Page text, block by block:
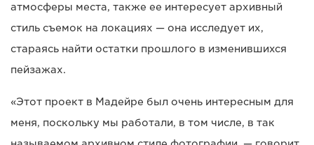
атмосферы места, также ее интересует архивный
стиль съемок на локациях — она исследует их,
стараясь найти остатки прошлого в изменившихся
пейзажах.
«Этот проект в Мадейре был очень интересным для
меня, поскольку мы работали, в том числе, в так